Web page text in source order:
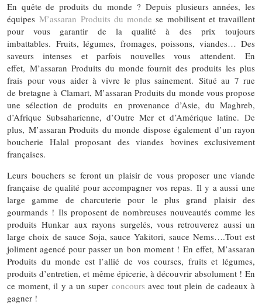
En quête de produits du monde ? Depuis plusieurs années, les
équipesM’assaran Produits du monde se mobilisent et travaillent
pour vous garantir de la qualité à des prix toujours
imbattables. Fruits, légumes, fromages, poissons, viandes… Des
saveurs intenses et parfois nouvelles vous attendent. En
effet, M’assaran Produits du monde fournit des produits les plus
frais pour vous aider à vivre le plus sainement. Situé au 7 rue
de bretagne à Clamart, M’assaran Produits du monde vous propose
une sélection de produits en provenance d’Asie, du Maghreb,
d’Afrique Subsaharienne, d’Outre Mer et d’Amérique latine. De
plus, M’assaran Produits du monde dispose également d’un rayon
boucherie Halal proposant des viandes bovines exclusivement
françaises.
Leurs bouchers se feront un plaisir de vous proposer une viande
française de qualité pour accompagner vos repas. Il y a aussi une
large gamme de charcuterie pour le plus grand plaisir des
gourmands ! Ils proposent de nombreuses nouveautés comme les
produits Hunkar aux rayons surgelés, vous retrouverez aussi un
large choix de sauce Soja, sauce Yakitori, sauce Nems….Tout est
joliment agencé pour passer un bon moment ! En effet, M’assaran
Produits du monde est l’allié de vos courses, fruits et légumes,
produits d’entretien, et même épicerie, à découvrir absolument ! En
ce moment, il y a un super concours avec tout plein de cadeaux à
gagner !